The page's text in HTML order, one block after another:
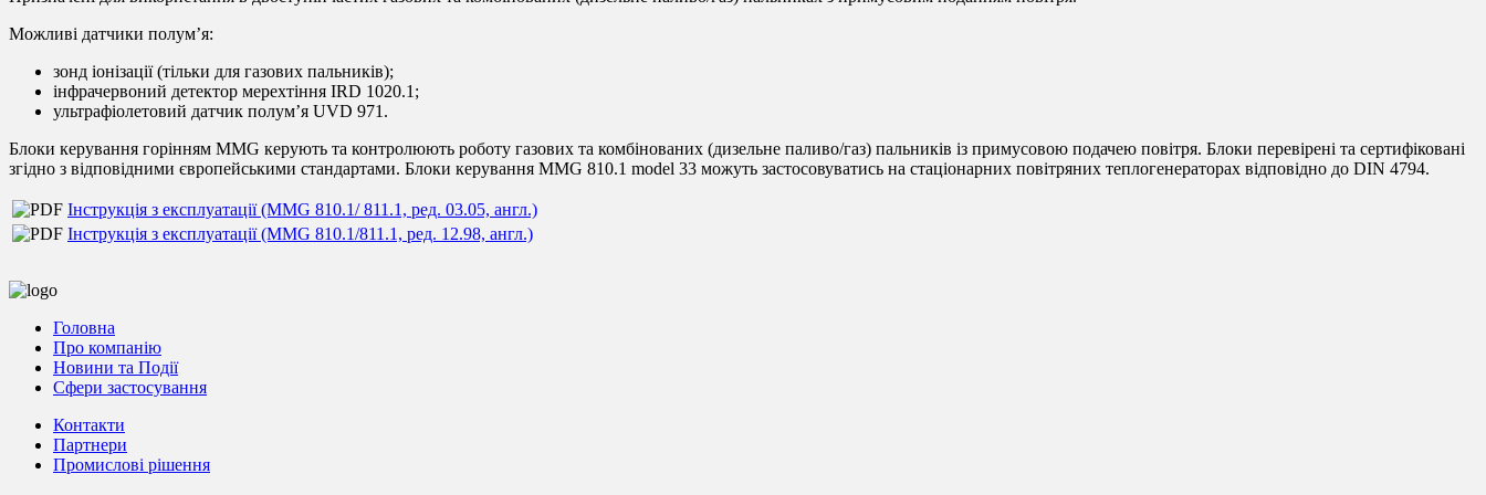
Можливі датчики полум’я:
зонд іонізації (тільки для газових пальників);
інфрачервоний детектор мерехтіння IRD 1020.1;
ультрафіолетовий датчик полум’я UVD 971.
Блоки керування горінням MMG керують та контролюють роботу газових та комбінованих (дизельне паливо/газ) пальників із примусовою подачею повітря. Блоки перевірені та сертифіковані
згідно з відповідними європейськими стандартами. Блоки керування MMG 810.1 model 33 можуть застосовуватись на стаціонарних повітряних теплогенераторах відповідно до DIN 4794.
Інструкція з експлуатації (MMG 810.1/ 811.1, ред. 03.05, англ.)
Інструкція з експлуатації (MMG 810.1/811.1, ред. 12.98, англ.)
Головна
Про компанію
Новини та Події
Сфери застосування
Контакти
Партнери
Промислові рішення